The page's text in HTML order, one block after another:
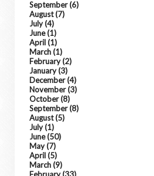
September(6)
August(7)
July(4)
June(1)
April(1)
March(1)
February(2)
January(3)
December(4)
November(3)
October(8)
September(8)
August(5)
July(1)
June(50)
May(7)
April(5)
March(9)